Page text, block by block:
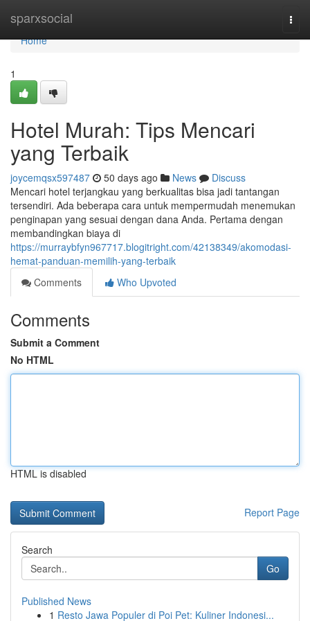
sparxsocial
Home
Home
1
Hotel Murah: Tips Mencari
yang Terbaik
joycemqsx597487 50 days ago News
Discuss
Mencari hotel terjangkau yang berkualitas bisa jadi tantangan
tersendiri. Ada beberapa cara untuk mempermudah menemukan
penginapan yang sesuai dengan dana Anda. Pertama dengan
membandingkan biaya di
https://murraybfyn967717.blogitright.com/42138349/akomodasi-
hemat-panduan-memilih-yang-terbaik
Comments
Who Upvoted
Comments
Submit a Comment
No HTML
HTML is disabled
Report Page
Search
Go
Published News
1 Resto Jawa Populer di Poi Pet: Kuliner Indonesi...